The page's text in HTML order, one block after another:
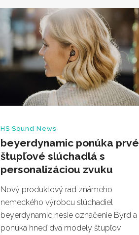
HS Sound News
beyerdynamic ponúka prvé
štupľové slúchadlá s
personalizáciou zvuku
Nový produktový rad známeho
nemeckého výrobcu slúchadiel
beyerdynamic nesie označenie Byrd a
ponúka hneď dva modely štupľov.